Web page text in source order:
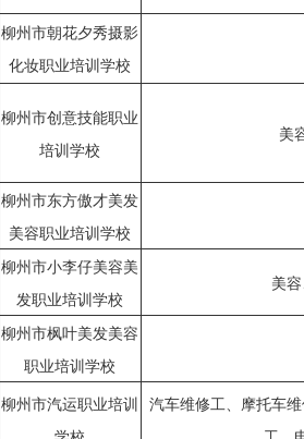
柳州市朝花夕秀摄影
化妆职业培训学校
柳州市创意技能职业
培训学校
美
柳州市东方傲才美发
美容职业培训学校
柳州市小李仔美容美
发职业培训学校
美
柳州市枫叶美发美容
职业培训学校
柳州市汽运职业培训 汽车维修工、摩托车